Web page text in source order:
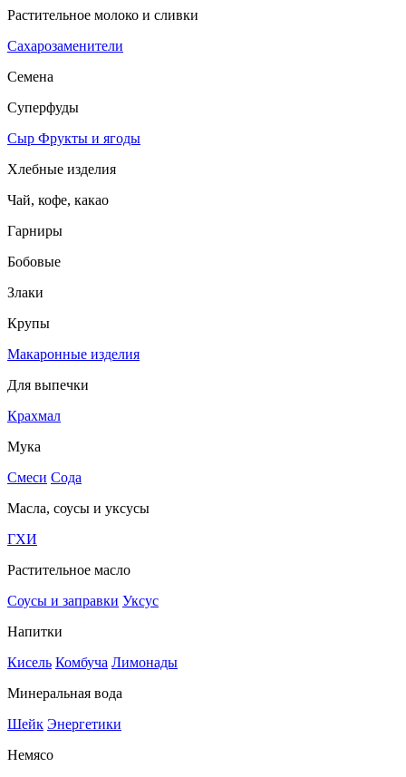
Растительное молоко и сливки
Сахарозаменители
Семена
Суперфуды
Сыр Фрукты и ягоды
Хлебные изделия
Чай, кофе, какао
Гарниры
Бобовые
Злаки
Крупы
Макаронные изделия
Для выпечки
Крахмал
Мука
Смеси Сода
Масла, соусы и уксусы
ГХИ
Растительное масло
Соусы и заправки Уксус
Напитки
Кисель Комбуча Лимонады
Минеральная вода
Шейк Энергетики
Немясо